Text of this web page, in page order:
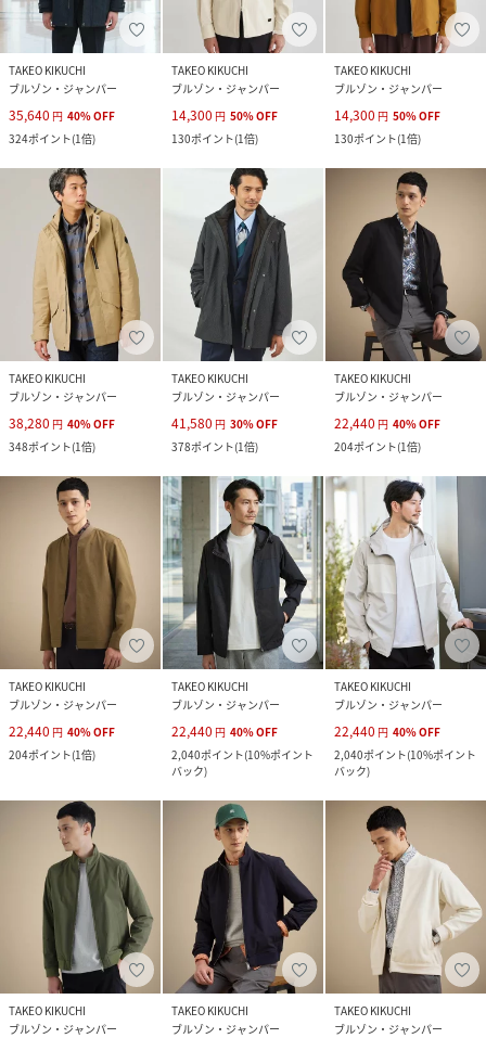
TAKEO KIKUCHI
ブルゾン・ジャンパー
35,640 円 40%OFF
324ポイント(1倍)
TAKEO KIKUCHI
ブルゾン・ジャンパー
14,300 円 50%OFF
130ポイント(1倍)
TAKEO KIKUCHI
ブルゾン・ジャンパー
14,300 円 50%OFF
130ポイント(1倍)
TAKEO KIKUCHI
ブルゾン・ジャンパー
38,280 円 40%OFF
348ポイント(1倍)
TAKEO KIKUCHI
ブルゾン・ジャンパー
41,580 円 30%OFF
378ポイント(1倍)
TAKEO KIKUCHI
ブルゾン・ジャンパー
22,440 円 40%OFF
204ポイント(1倍)
TAKEO KIKUCHI
ブルゾン・ジャンパー
22,440 円 40%OFF
204ポイント(1倍)
TAKEO KIKUCHI
ブルゾン・ジャンパー
22,440 円 40%OFF
2,040ポイント(10%ポイント
バック)
TAKEO KIKUCHI
ブルゾン・ジャンパー
22,440 円 40%OFF
2,040ポイント(10%ポイント
バック)
TAKEO KIKUCHI
ブルゾン・ジャンパー
TAKEO KIKUCHI
ブルゾン・ジャンパー
TAKEO KIKUCHI
ブルゾン・ジャンパー